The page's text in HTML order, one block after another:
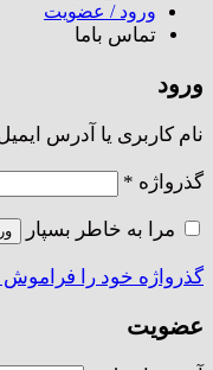
ورود / عضویت
تماس باما
ورود
نام کاربری یا آدرس
گذرواژه *
مرا به خاطر بسپار
گذرواژه خود را فراموش
عضویت